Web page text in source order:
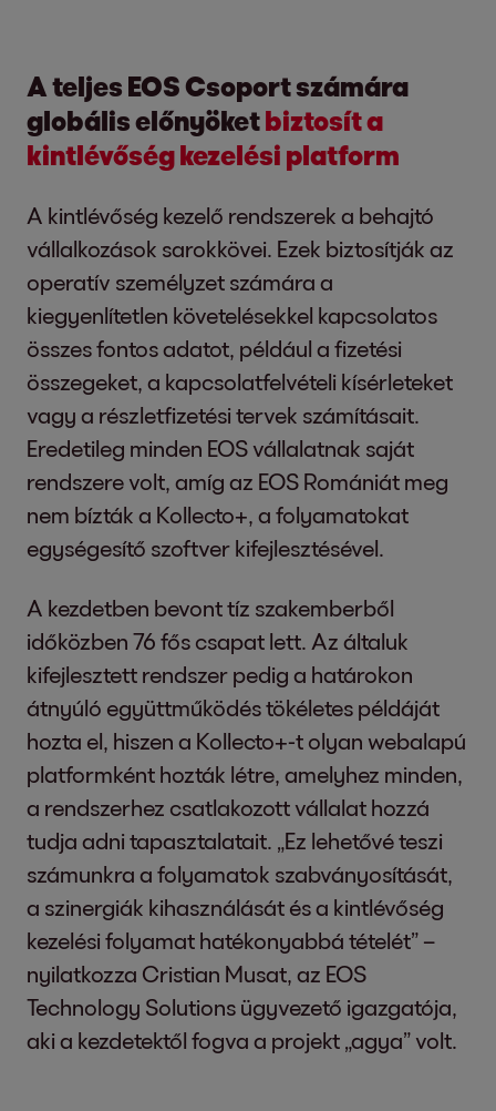
A teljes EOS Csoport számára
globális előnyöketbiztosít a
kintlévőség kezelési platform
A kintlévőség kezelő rendszerek a behajtó
vállalkozások sarokkövei. Ezek biztosítják az
operatív személyzet számára a
kiegyenlítetlen követelésekkel kapcsolatos
összes fontos adatot, például a fizetési
összegeket, a kapcsolatfelvételi kísérleteket
vagy a részletfizetési tervek számításait.
Eredetileg minden EOS vállalatnak saját
rendszere volt, amíg az EOS Romániát meg
nem bízták a Kollecto+, a folyamatokat
egységesítő szoftver kifejlesztésével.
A kezdetben bevont tíz szakemberből
időközben 76 fős csapat lett. Az általuk
kifejlesztett rendszer pedig a határokon
átnyúló együttműködés tökéletes példáját
hozta el, hiszen a Kollecto+-t olyan webalapú
platformként hozták létre, amelyhez minden,
a rendszerhez csatlakozott vállalat hozzá
tudja adni tapasztalatait. „Ez lehetővé teszi
számunkra a folyamatok szabványosítását,
a szinergiák kihasználását és a kintlévőség
kezelési folyamat hatékonyabbá tételét” –
nyilatkozza Cristian Musat, az EOS
Technology Solutions ügyvezető igazgatója,
aki a kezdetektől fogva a projekt „agya” volt.